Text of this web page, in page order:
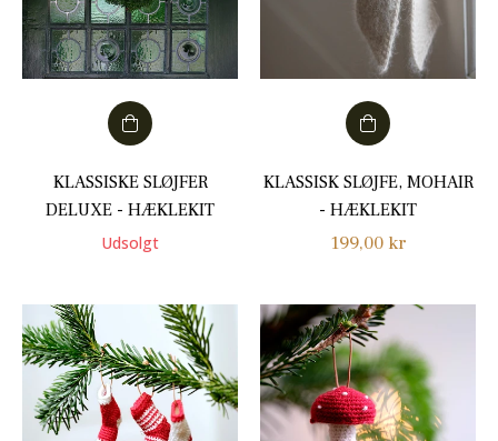
KLASSISKE SLØJFER
DELUXE - HÆKLEKIT
Udsolgt
KLASSISK SLØJFE, MOHAIR
- HÆKLEKIT
Normalpris
199,00 kr